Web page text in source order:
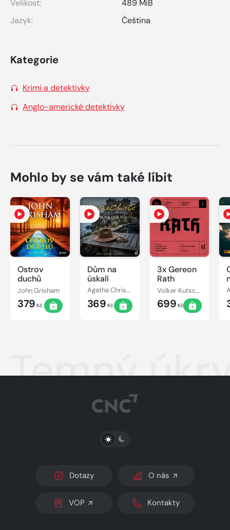
Velikost:
489 MiB
Jazyk:
Čeština
Kategorie
Krimi a detektivky
Anglo-americké detektivky
Mohlo by se vám také líbit
Ostrov
duchů
John Grisham
379 Kč
Dům na
úskalí
Agatha Christie
369 Kč
3x Gereon
Rath
Volker Kutscher
699 Kč
Temný
PŘEPNOUT SVĚTLÝ/TMAVÝ REŽIM
Dotazy O nás
VOP Kontakty